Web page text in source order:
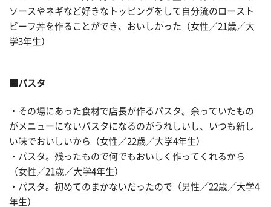
ソースやネギなど好きなトッピングをして自分流のロースト
ビーフ丼を作ることができ、おいしかった（女性／21歳／大
学3年生）
■パスタ
・その場にあった食材で店長が作るパスタ。余っていたもの
がメニューにないパスタになるのがうれしいし、いつも新し
い味でおいしいから（女性／22歳／大学4年生）
・パスタ。残ったもので何でもおいしく作ってくれるから
（女性／21歳／大学4年生）
・パスタ。初めてのまかないだったので（男性／22歳／大学4
年生）